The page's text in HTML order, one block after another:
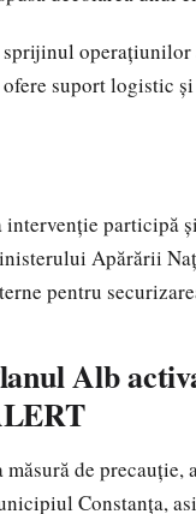
operațiunilor
ofere suport logistic
intervenție participă
Apărării
pentru
Alb
măsură de
Constanța,